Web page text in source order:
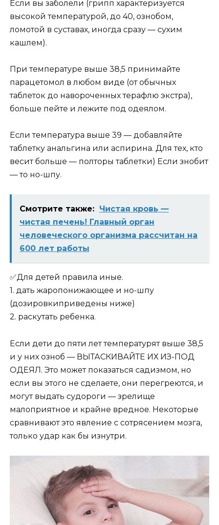
Если вы заболели (грипп характеризуется
высокой температурой, до 40, ознобом,
ломотой в суставах, иногда сразу — сухим
кашлем).
При температуре выше 38,5 принимайте
парацетомол в любом виде (от обычных
таблеток до навороченных терафлю экстра),
больше пейте и лежите под одеялом.
Если температура выше 39 — добавляйте
таблетку анальгина или аспирина. Для тех, кто
весит больше — полторы таблетки) Если знобит
— то но-шпу.
Смотрите также: Чистая кровь —
чистая печень! Главный орган
человеческого организма рассчитан на
600 лет работы
✅Для детей правила иные.
1. дать жаропонижающее и но-шпу
(дозировкиприведены ниже)
2. раскутать ребенка.
Если дети до пяти лет температурят выше 38,5
и у них озноб — ВЫТАСКИВАЙТЕ ИХ ИЗ-ПОД
ОДЕЯЛ. Это может показаться садизмом, но
если вы этого не сделаете, они перегреются, и
могут выдать судороги — зрелище
малоприятное и крайне вредное. Некоторые
сравнивают это явление с сотрясением мозга,
только удар как бы изнутри.